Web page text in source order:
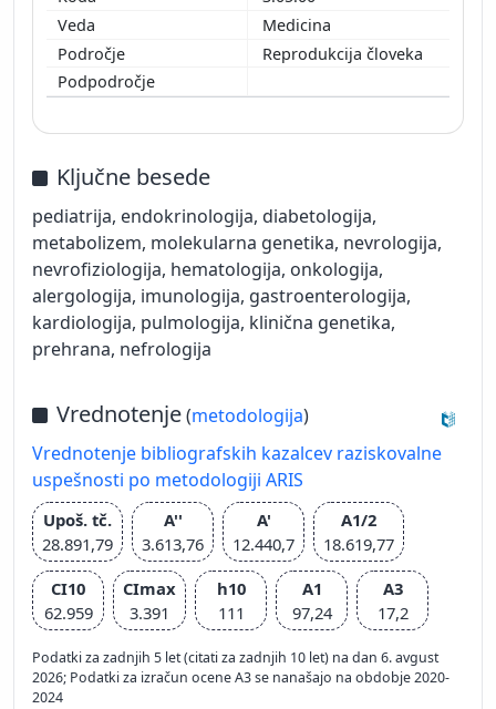
Medicina
Reprodukcija človeka
Ključne besede
pediatrija, endokrinologija, diabetologija,
metabolizem, molekularna genetika, nevrologija,
nevrofiziologija, hematologija, onkologija,
alergologija, imunologija, gastroenterologija,
kardiologija, pulmologija, klinična genetika,
prehrana, nefrologija
Vrednotenje(metodologija)
Vrednotenje bibliografskih kazalcev raziskovalne
uspešnosti po metodologiji ARIS
Upoš. tč.
28.891,79
A''
3.613,76
A'
12.440,7
A1/2
18.619,77
CI10
62.959
CImax
3.391
h10
111
A1
97,24
A3
17,2
Podatki za zadnjih 5 let (citati za zadnjih 10 let) na dan 6. avgust
2026; Podatki za izračun ocene A3 se nanašajo na obdobje 2020-
2024